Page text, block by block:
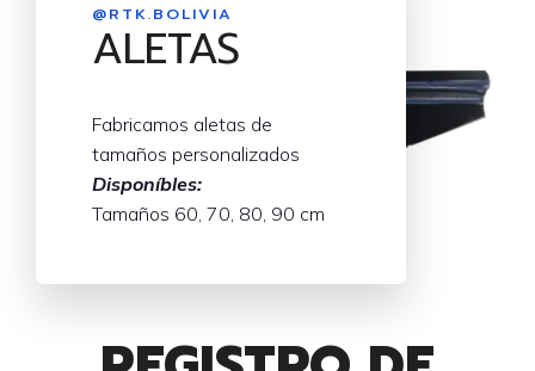
@RTK.BOLIVIA
ALETAS
Fabricamos aletas de
tamaños personalizados
Disponíbles:
Tamaños 60, 70, 80, 90 cm